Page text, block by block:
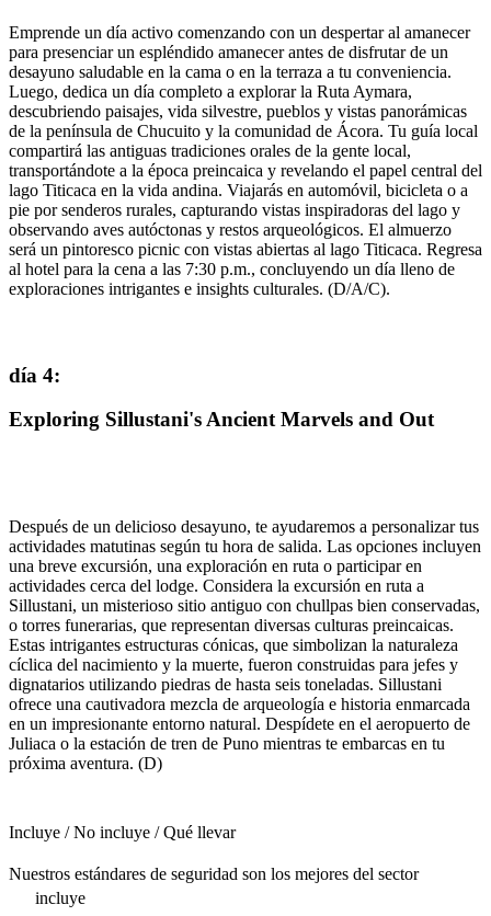
Emprende un día activo comenzando con un despertar al amanecer
para presenciar un espléndido amanecer antes de disfrutar de un
desayuno saludable en la cama o en la terraza a tu conveniencia.
Luego, dedica un día completo a explorar la Ruta Aymara,
descubriendo paisajes, vida silvestre, pueblos y vistas panorámicas
de la península de Chucuito y la comunidad de Ácora. Tu guía local
compartirá las antiguas tradiciones orales de la gente local,
transportándote a la época preincaica y revelando el papel central del
lago Titicaca en la vida andina. Viajarás en automóvil, bicicleta o a
pie por senderos rurales, capturando vistas inspiradoras del lago y
observando aves autóctonas y restos arqueológicos. El almuerzo
será un pintoresco picnic con vistas abiertas al lago Titicaca. Regresa
al hotel para la cena a las 7:30 p.m., concluyendo un día lleno de
exploraciones intrigantes e insights culturales. (D/A/C).
día 4:
Exploring Sillustani's Ancient Marvels and Out
Después de un delicioso desayuno, te ayudaremos a personalizar tus
actividades matutinas según tu hora de salida. Las opciones incluyen
una breve excursión, una exploración en ruta o participar en
actividades cerca del lodge. Considera la excursión en ruta a
Sillustani, un misterioso sitio antiguo con chullpas bien conservadas,
o torres funerarias, que representan diversas culturas preincaicas.
Estas intrigantes estructuras cónicas, que simbolizan la naturaleza
cíclica del nacimiento y la muerte, fueron construidas para jefes y
dignatarios utilizando piedras de hasta seis toneladas. Sillustani
ofrece una cautivadora mezcla de arqueología e historia enmarcada
en un impresionante entorno natural. Despídete en el aeropuerto de
Juliaca o la estación de tren de Puno mientras te embarcas en tu
próxima aventura. (D)
Incluye / No incluye / Qué llevar
Nuestros estándares de seguridad son los mejores del sector
incluye